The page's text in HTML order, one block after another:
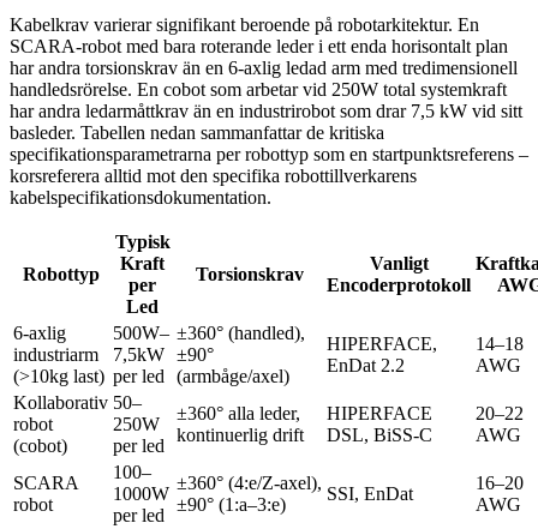
Kabelkrav varierar signifikant beroende på robotarkitektur. En
SCARA-robot med bara roterande leder i ett enda horisontalt plan
har andra torsionskrav än en 6-axlig ledad arm med tredimensionell
handledsrörelse. En cobot som arbetar vid 250W total systemkraft
har andra ledarmåttkrav än en industrirobot som drar 7,5 kW vid sitt
basleder. Tabellen nedan sammanfattar de kritiska
specifikationsparametrarna per robottyp som en startpunktsreferens –
korsreferera alltid mot den specifika robottillverkarens
kabelspecifikationsdokumentation.
Robottyp
Typisk
Kraft
per
Led
Torsionskrav
Vanligt
Encoderprotokoll
6-axlig
industriarm
(>10kg last)
500W–
7,5kW
per led
±360° (handled),
±90°
(armbåge/axel)
HIPERFACE,
EnDat 2.2
14–18
AWG
Kollaborativ
robot
(cobot)
50–
250W
per led
±360° alla leder,
kontinuerlig drift
HIPERFACE
DSL, BiSS-C
20–22
AWG
SCARA
robot
100–
1000W
per led
±360° (4:e/Z-axel),
±90° (1:a–3:e)
SSI, EnDat
16–20
AWG